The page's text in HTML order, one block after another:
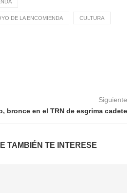
DE LA ENCOMIENDA CULTURA
Siguiente
bronce en el TRN de esgrima cadete
TAMBIÉN TE INTERESE